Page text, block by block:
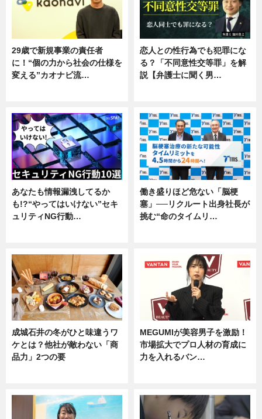
29歳で新規事業の責任者
に！“個の力から社会の仕様を
変える”カオナビ流…
恋人との性行為でも犯罪にな
る？「不同意性交等罪」を解
説【弁護士に聞く男…
あなたも情報漏洩してるか
も!?“やってはいけない”セキ
ュリティNG行動…
働き盛りほど危ない「脳梗
塞」──リクルート出身社長が
挑む“命のタイムリ…
成城石井の冬がひと味違うワ
ケとは？他社が敵わない「商
品力」2つの要
MEGUMIが美容男子を激励！
市場拡大でプロ人材の育成に
力を入れるバン…